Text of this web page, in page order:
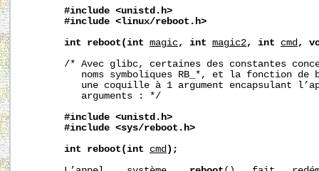
#include <unistd.h>
#include <linux/reboot.h>
int
reboot(int magic, int magic2, int cmd,
/* Avec glibc, certaines des constantes
noms symboliques RB_*, et la fonction de
une coquille à 1 argument encapsulant
          arguments : */
#include <unistd.h>
#include <sys/reboot.h>
int
reboot(int cmd );